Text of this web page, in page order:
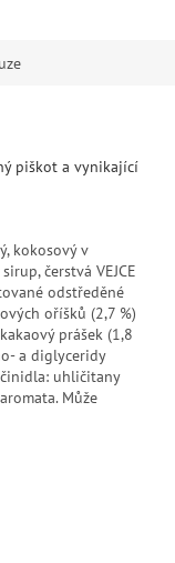
piškot a vynikající
kokosový v
čerstvá VEJCE
odstředěné
oříšků (2,7 %)
prášek (1,8
a diglyceridy
uhličitany
Může